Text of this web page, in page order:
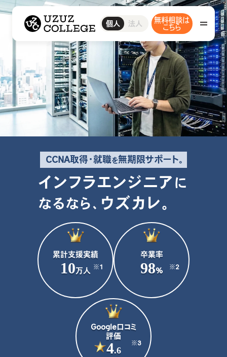
ウズウズカレッジ UZUZ COLLEGE
個人 法人
無料相談は
こちら
IT転職エージェント ウズカレエージェント
ITスクール ウズカレIT
LinuCコース
教材コンテンツ
ウズカレについて
会社概要
IT転職エージェント
ウズカレエージェント
ITスクール
ウズカレIT
CCNAコース
Javaコース
教材コンテンツ
ウズカレマガジン
ウズカレについて
会社概要
私たちの想い・強み
よくあるご質問
CCNA取得・就職を無期限サポート。
インフラエンジニア に
なるなら、 ウズカレ。
累計支援実績
10万人 ※1
卒業率
98% ※2
Google口コミ
評価
4.6
※3